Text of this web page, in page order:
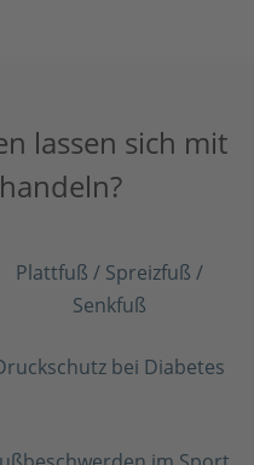
lassen sich mit
Plattfuß / Spreizfuß /
Senkfuß
bei Diabetes